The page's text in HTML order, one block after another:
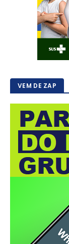
VEM DE ZAP